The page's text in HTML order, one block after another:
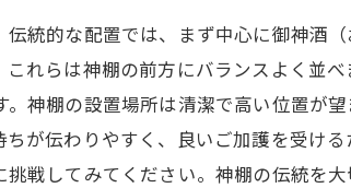
統的な配置では、まず中心に御神酒
れらは神棚の前方にバランスよく並
神棚の設置場所は清潔で高い位置が
が伝わりやすく、良いご加護を受け
戦してみてください。神棚の伝統を